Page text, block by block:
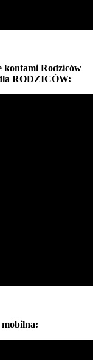
kontami Rodziców
RODZICÓW: